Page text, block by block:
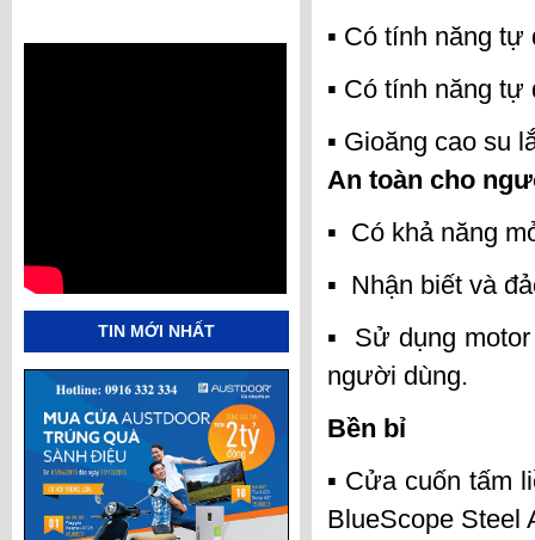
TIN MỚI NHẤT
▪ Có tính năng
▪ Có tính năng
▪ Gioăng cao su
An toàn cho
▪ Có khả năng
▪ Nhận biết và
▪ Sử dụng
người dùng.
Bền bỉ
▪ Cửa cuốn tấm
BlueScope Steel